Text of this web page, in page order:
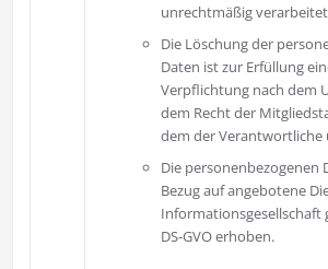
unrechtmäßig
Die Löschung der
Daten ist zur Erfüllung
Verpflichtung nach dem
dem Recht der
dem der Verantwortliche
Die personenbezogenen
Bezug auf angebotene
Informationsgesellschaft
DS-GVO erhoben.